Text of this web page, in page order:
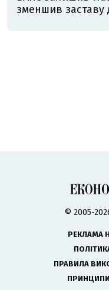
зменшив заставу
© 2005-
РЕКЛАМА
ПРАВИЛА